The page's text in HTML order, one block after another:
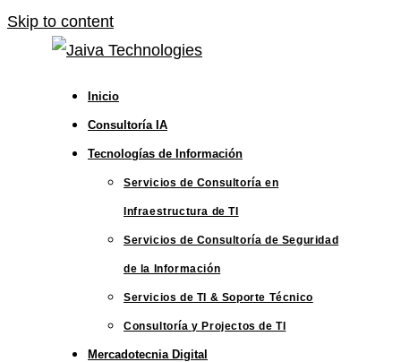
Skip to content
Inicio
Consultoría IA
Tecnologías de Información
Servicios de Consultoría en
Infraestructura de TI
Servicios de Consultoría de Seguridad
de la Información
Servicios de TI & Soporte Técnico
Consultoría y Projectos de TI
Mercadotecnia Digital